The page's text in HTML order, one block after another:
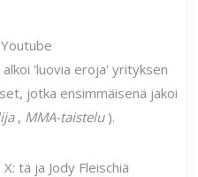
alkoi 'luovia eroja' yrityksen
jotka ensimmäisenä jakoi
, MMA-taistelu).
tä ja Jody Fleischiä